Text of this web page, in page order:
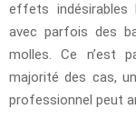
effets indésirables
avec parfois des
molles. Ce n’est
majorité des cas,
professionnel peut